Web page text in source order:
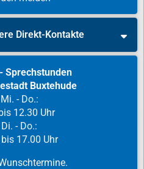
Direkt-Kontakte
Sprechstunden
Buxtehude
- Do.:
12.30 Uhr
- Do.:
17.00 Uhr